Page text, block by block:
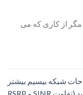
از کاری که می
شبکه بیسیم بیشتر